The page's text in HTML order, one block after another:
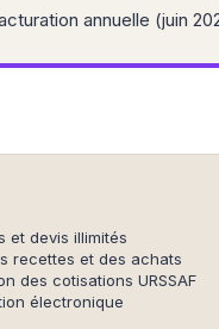
annuelle (juin
et devis illimités
recettes et des achats
des cotisations URSSAF
électronique